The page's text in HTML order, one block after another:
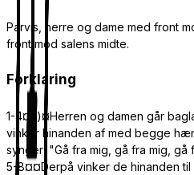
Parvis, herre og dame med front
front mod salens midte.
Forklaring
1-4¤a)¤Herren og damen går
vinker hinanden af med begge
synger: "Gå fra mig, gå fra mig, gå
5-8¤¤Derpå vinker de hinanden til